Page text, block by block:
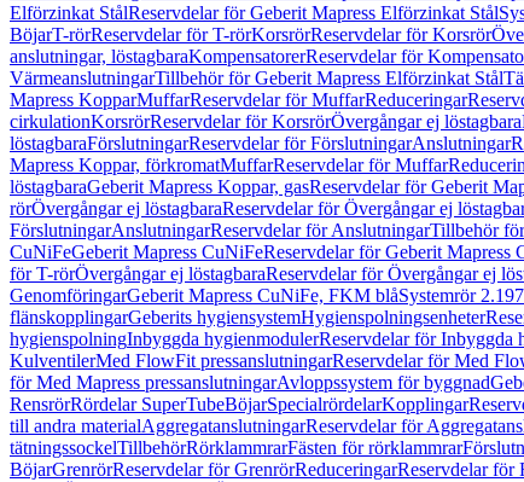
Elförzinkat StålReservdelar för Geberit Mapress Elförzinkat Stål
BöjarT-rörReservdelar för T-rörKorsrörReservdelar för Korsrör
anslutningar, löstagbaraKompensatorerReservdelar för
VärmeanslutningarTillbehör för Geberit Mapress Elförzinkat Stål
Mapress KopparMuffarReservdelar för MuffarReduceringar
cirkulationKorsrörReservdelar för KorsrörÖvergångar ej löstagbara
löstagbaraFörslutningarReservdelar för FörslutningarAnslutningar
Mapress Koppar, förkromatMuffarReservdelar för Muffar
löstagbaraGeberit Mapress Koppar, gasReservdelar för Geberit
rörÖvergångar ej löstagbaraReservdelar för Övergångar ej
FörslutningarAnslutningarReservdelar för AnslutningarTillbehör
CuNiFeGeberit Mapress CuNiFeReservdelar för Geberit Mapress
för T-rörÖvergångar ej löstagbaraReservdelar för Övergångar ej
GenomföringarGeberit Mapress CuNiFe, FKM blåSystemrör
flänskopplingarGeberits hygiensystemHygienspolningsenheter
hygienspolningInbyggda hygienmodulerReservdelar för Inbyggda
KulventilerMed FlowFit pressanslutningarReservdelar för Med
för Med Mapress pressanslutningarAvloppssystem för byggnad
RensrörRördelar SuperTubeBöjarSpecialrördelarKopplingar
till andra materialAggregatanslutningarReservdelar för
tätningssockelTillbehörRörklammrarFästen för rörklammrar
BöjarGrenrörReservdelar för GrenrörReduceringarReservdelar för